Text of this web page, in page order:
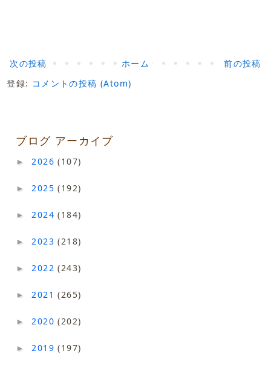
次の投稿 前の投稿
ホーム
登録: コメントの投稿 (Atom)
ブログ アーカイブ
►2026(107)
►2025(192)
►2024(184)
►2023(218)
►2022(243)
►2021(265)
►2020(202)
►2019(197)